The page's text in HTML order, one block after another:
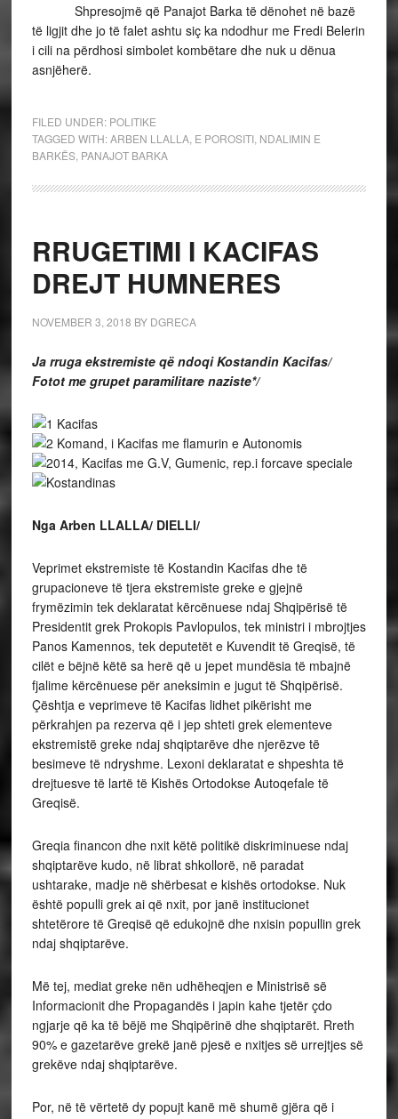
Shpresojmë që Panajot Barka të dënohet në bazë
të ligjit dhe jo të falet ashtu siç ka ndodhur me Fredi Belerin
i cili na përdhosi simbolet kombëtare dhe nuk u dënua
asnjëherë.
FILED UNDER: POLITIKE
TAGGED WITH:ARBEN LLALLA, E POROSITI, NDALIMIN E
BARKËS, PANAJOT BARKA
RRUGETIMI I KACIFAS
DREJT HUMNERES
NOVEMBER 3, 2018 BY DGRECA
Ja rruga ekstremiste që ndoqi Kostandin Kacifas/
Fotot me grupet paramilitare naziste*/
Nga Arben LLALLA/ DIELLI/
Veprimet ekstremiste të Kostandin Kacifas dhe të
grupacioneve të tjera ekstremiste greke e gjejnë
frymëzimin tek deklaratat kërcënuese ndaj Shqipërisë të
Presidentit grek Prokopis Pavlopulos, tek ministri i mbrojtjes
Panos Kamennos, tek deputetët e Kuvendit të Greqisë, të
cilët e bëjnë këtë sa herë që u jepet mundësia të mbajnë
fjalime kërcënuese për aneksimin e jugut të Shqipërisë.
Çështja e veprimeve të Kacifas lidhet pikërisht me
përkrahjen pa rezerva që i jep shteti grek elementeve
ekstremistë greke ndaj shqiptarëve dhe njerëzve të
besimeve të ndryshme. Lexoni deklaratat e shpeshta të
drejtuesve të lartë të Kishës Ortodokse Autoqefale të
Greqisë.
Greqia financon dhe nxit këtë politikë diskriminuese ndaj
shqiptarëve kudo, në librat shkollorë, në paradat
ushtarake, madje në shërbesat e kishës ortodokse. Nuk
është populli grek ai që nxit, por janë institucionet
shtetërore të Greqisë që edukojnë dhe nxisin popullin grek
ndaj shqiptarëve.
Më tej, mediat greke nën udhëheqjen e Ministrisë së
Informacionit dhe Propagandës i japin kahe tjetër çdo
ngjarje që ka të bëjë me Shqipërinë dhe shqiptarët. Rreth
90% e gazetarëve grekë janë pjesë e nxitjes së urrejtjes së
grekëve ndaj shqiptarëve.
Por, në të vërtetë dy popujt kanë më shumë gjëra që i